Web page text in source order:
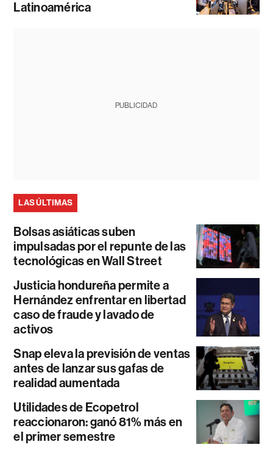
Latinoamérica
PUBLICIDAD
LAS ÚLTIMAS
Bolsas asiáticas suben
impulsadas por el repunte de las
tecnológicas en Wall Street
Justicia hondureña permite a
Hernández enfrentar en libertad
caso de fraude y lavado de
activos
Snap eleva la previsión de ventas
antes de lanzar sus gafas de
realidad aumentada
Utilidades de Ecopetrol
reaccionaron: ganó 81% más en
el primer semestre